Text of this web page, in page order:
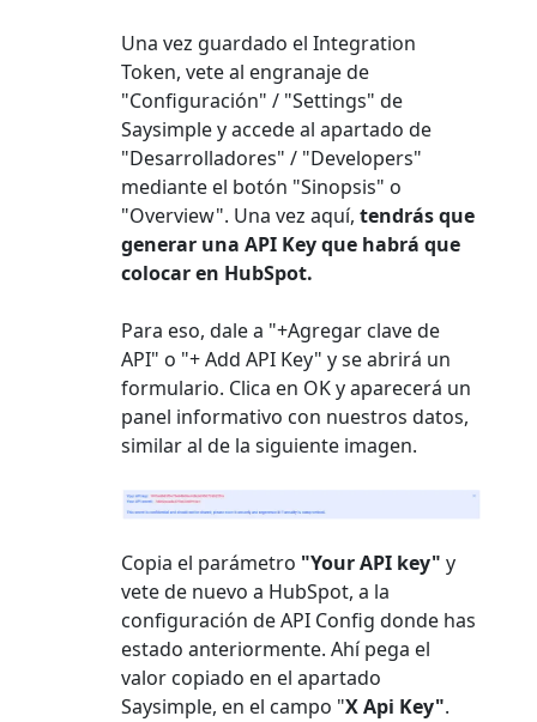
Una vez guardado el Integration
Token, vete al engranaje de
"Configuración" / "Settings" de
Saysimple y accede al apartado de
"Desarrolladores" / "Developers"
mediante el botón "Sinopsis" o
"Overview". Una vez aquí, tendrás que
generar una API Key que habrá que
colocar en HubSpot.
Para eso, dale a "+Agregar clave de
API" o "+ Add API Key" y se abrirá un
formulario. Clica en OK y aparecerá un
panel informativo con nuestros datos,
similar al de la siguiente imagen.
Copia el parámetro "Your API key" y
vete de nuevo a HubSpot, a la
configuración de API Config donde has
estado anteriormente. Ahí pega el
valor copiado en el apartado
Saysimple, en el campo "X Api Key".